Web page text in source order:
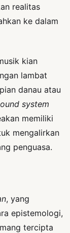
realitas
ke dalam
kian
lambat
danau atau
system
memiliki
mengalirkan
penguasa.
, yang
epistemologi,
tercipta